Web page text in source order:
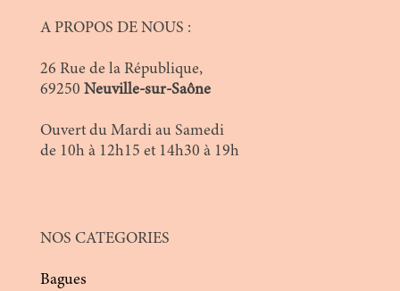
A PROPOS DE NOUS :
26 Rue de la République,
69250 Neuville-sur-Saône
Ouvert du Mardi au Samedi
de 10h à 12h15 et 14h30 à 19h
NOS CATEGORIES
Bagues